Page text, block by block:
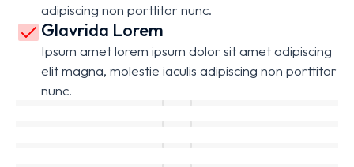
adipiscing non porttitor nunc.
Glavrida Lorem
Ipsum amet lorem ipsum dolor sit amet adipiscing
elit magna, molestie iaculis adipiscing non porttitor
nunc.